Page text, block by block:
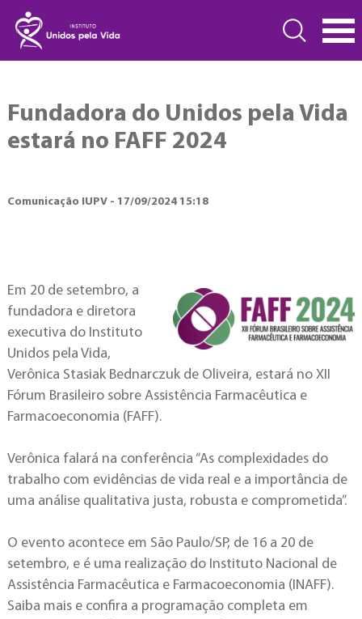
Fundadora do Unidos pela Vida
estará no FAFF 2024
Comunicação IUPV - 17/09/2024 15:18
Em 20 de setembro, a
fundadora e diretora
executiva do Instituto
Unidos pela Vida,
Verônica Stasiak Bednarczuk de Oliveira, estará no XII
Fórum Brasileiro sobre Assistência Farmacêutica e
Farmacoeconomia (FAFF).
Verônica falará na conferência “As complexidades do
trabalho com evidências de vida real e a importância de
uma análise qualitativa justa, robusta e comprometida”.
O evento acontece em São Paulo/SP, de 16 a 20 de
setembro, e é uma realização do Instituto Nacional de
Assistência Farmacêutica e Farmacoeconomia (INAFF).
Saiba mais e confira a programação completa em